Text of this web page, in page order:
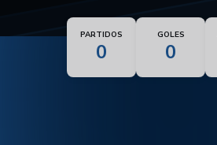
PARTIDOS
0
GOLES
0